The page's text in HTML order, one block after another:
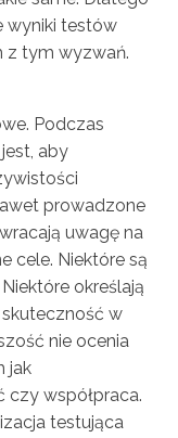
wyniki testów
z tym wyzwań.
Podczas
aby
prowadzone
uwagę na
cele. Niektóre są
określają
w
nie ocenia
jak
czy współpraca.
testująca